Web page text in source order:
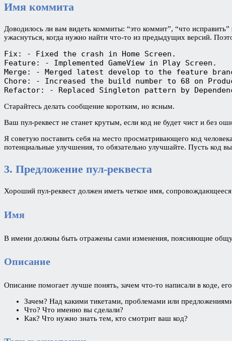
Имя коммита
Доводилось ли вам видеть коммиты: “это коммит”, “что
ужаснуться, когда нужно найти что-то из предыдущих версий.
Fix: - Fixed the crash in Home Screen.
Feature: - Implemented GameView in Play Screen.
Merge: - Merged latest develop to the feature
Chore: - Increased the build number to 68 on
Refactor: - Replaced Singleton pattern by
Старайтесь делать сообщение коротким, но ясным.
Ваш пул-реквест не станет крутым, если код не будет чист и без
Я советую поставить себя на место просматривающего код
потенциальные улучшения, то обязательно улучшайте. Пусть код
3. Предложение пул-реквеста
Хороший пул-реквест должен иметь четкое имя,
Имя
В имени должны быть отражены сами изменения, поясняющие
Описание
Описание помогает лучше понять, зачем что-то написали в коде,
Зачем? Над какими тикетами, проблемами или
Что? Что именно вы сделали?
Как? Что нужно знать тем, кто смотрит ваш код?